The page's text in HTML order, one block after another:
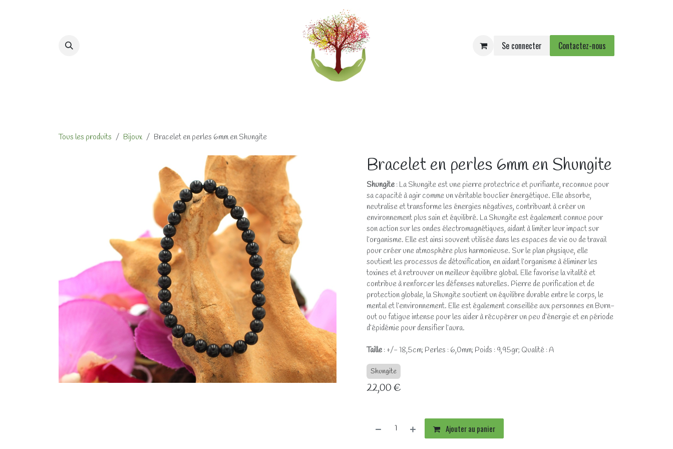
Se connecter Contactez-nous
Tous les produits Bijoux Bracelet en perles 6mm en Shungite
Bracelet en perles 6mm en Shungite
Shungite : La Shungite est une pierre protectrice et purifiante, reconnue pour
sa capacité à agir comme un véritable bouclier énergétique. Elle absorbe,
neutralise et transforme les énergies négatives, contribuant à créer un
environnement plus sain et équilibré. La Shungite est également connue pour
son action sur les ondes électromagnétiques, aidant à limiter leur impact sur
l’organisme. Elle est ainsi souvent utilisée dans les espaces de vie ou de travail
pour créer une atmosphère plus harmonieuse. Sur le plan physique, elle
soutient les processus de détoxification, en aidant l’organisme à éliminer les
toxines et à retrouver un meilleur équilibre global. Elle favorise la vitalité et
contribue à renforcer les défenses naturelles. Pierre de purification et de
protection globale, la Shungite soutient un équilibre durable entre le corps, le
mental et l’environnement. Elle est également conseillée aux personnes en Burn-
out ou fatigue intense pour les aider à récupérer un peu d’énergie et en période
d’épidémie pour densifier l’aura.
Taille : +/- 18,5cm; Perles : 6,0mm; Poids : 9,95gr; Qualité : A
Shungite
22,00€
Ajouter au panier